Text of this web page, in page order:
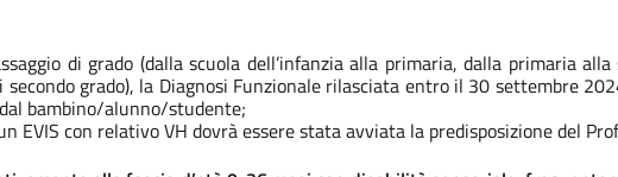
di grado (dalla scuola dell’infanzia alla primaria, dalla primaria
secondo grado), la Diagnosi Funzionale rilasciata entro il 30 settembre
bambino/alunno/studente;
EVIS con relativo VH dovrà essere stata avviata la predisposizione del